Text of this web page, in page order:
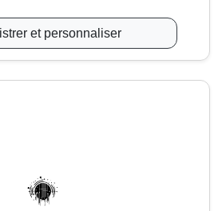
et personnaliser